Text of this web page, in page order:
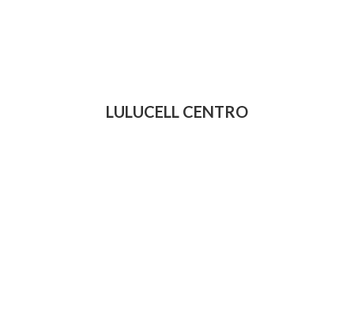
LULUCELL CENTRO